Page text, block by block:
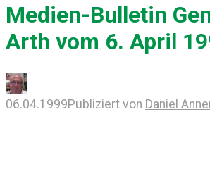
Medien-Bulletin
Arth vom 6. April
06.04.1999Publiziert von Daniel